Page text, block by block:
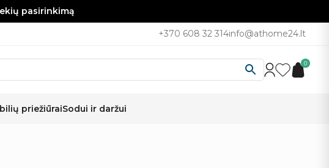
pasirinkimą
+370 608 32 314info@athome24.lt
0
priežiūraiSodui ir daržui